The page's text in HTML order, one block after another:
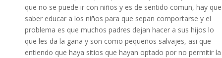
que no se puede ir con niños y es de sentido comun, hay que
saber educar a los niños para que sepan comportarse y el
problema es que muchos padres dejan hacer a sus hijos lo
que les da la gana y son como pequeños salvajes, asi que
entiendo que haya sitios que hayan optado por no permitir la